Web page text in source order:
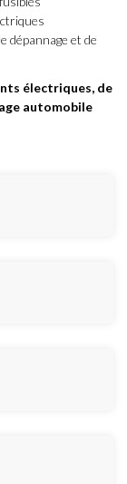
dépannage et de
électriques, de
automobile